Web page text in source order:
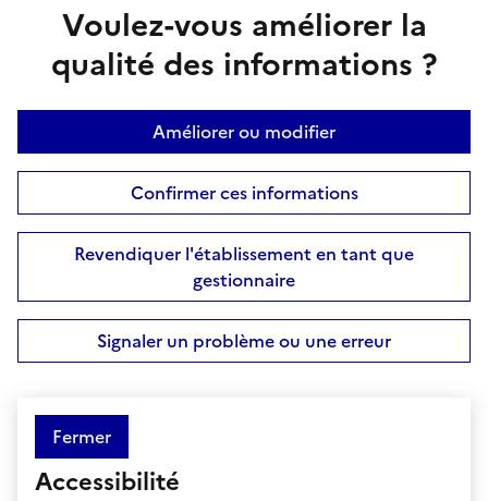
Voulez-vous améliorer la
qualité des informations ?
Améliorer ou modifier
Confirmer ces informations
Revendiquer l'établissement en tant que
gestionnaire
Signaler un problème ou une erreur
Fermer
Accessibilité